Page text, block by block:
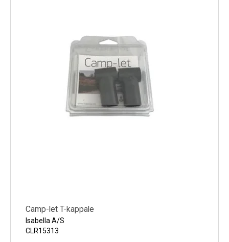
Camp-let T-kappale
Isabella A/S
CLR15313